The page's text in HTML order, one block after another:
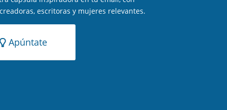
escritoras y mujeres relevantes.
Apúntate